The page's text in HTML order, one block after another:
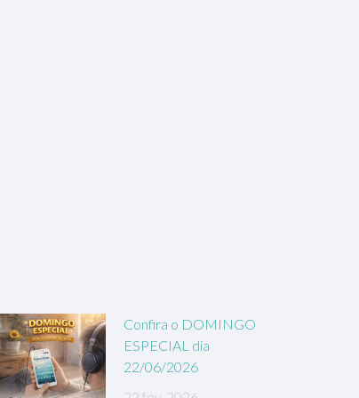
Confira o DOMINGO
ESPECIAL dia
22/06/2026